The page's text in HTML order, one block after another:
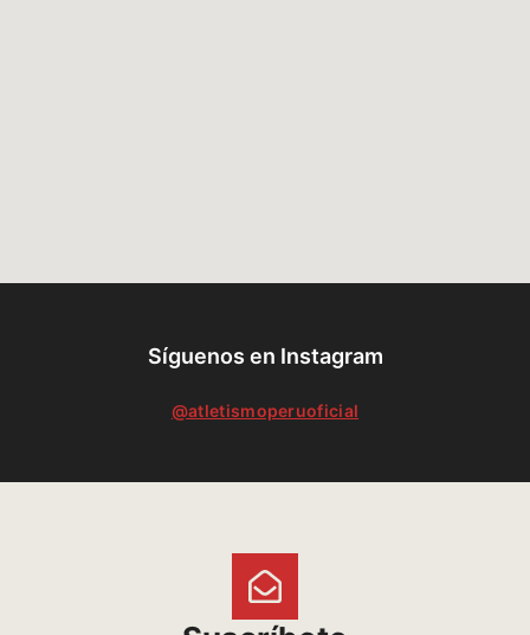
Síguenos en Instagram
@atletismoperuoficial